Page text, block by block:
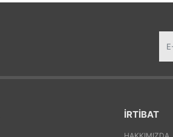
İRTİBAT